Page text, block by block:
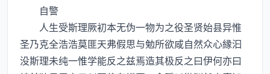
自警
人生受斯理厥初本无伪一物为之役圣贤始县异惟
圣乃克全浩浩莫匪天弗假思与勉所欲咸自然众心縁汩
没斯理未纯一惟学能反之兹焉造其极反之曰伊何亦曰